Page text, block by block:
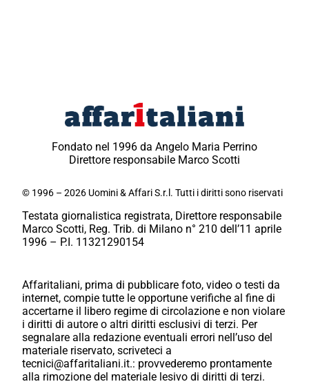
Fondato nel 1996 da Angelo Maria Perrino
Direttore responsabile Marco Scotti
© 1996 – 2026 Uomini & Affari S.r.l. Tutti i diritti sono riservati
Testata giornalistica registrata, Direttore responsabile
Marco Scotti, Reg. Trib. di Milano n° 210 dell’11 aprile
1996 – P.I. 11321290154
Affaritaliani, prima di pubblicare foto, video o testi da
internet, compie tutte le opportune verifiche al fine di
accertarne il libero regime di circolazione e non violare
i diritti di autore o altri diritti esclusivi di terzi. Per
segnalare alla redazione eventuali errori nell’uso del
materiale riservato, scriveteci a
tecnici@affaritaliani.it.: provvederemo prontamente
alla rimozione del materiale lesivo di diritti di terzi.